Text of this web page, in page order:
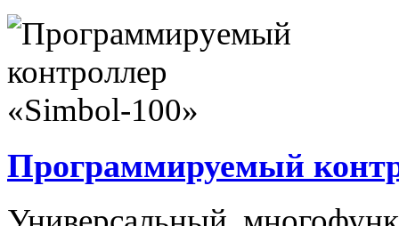
Программируемый